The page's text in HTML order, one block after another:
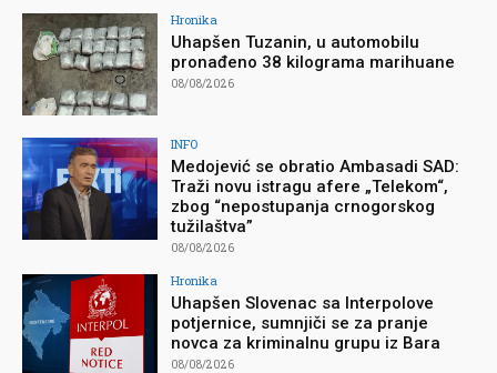
Hronika
Uhapšen Tuzanin, u automobilu
pronađeno 38 kilograma marihuane
08/08/2026
INFO
Medojević se obratio Ambasadi SAD:
Traži novu istragu afere „Telekom“,
zbog “nepostupanja crnogorskog
tužilaštva”
08/08/2026
Hronika
Uhapšen Slovenac sa Interpolove
potjernice, sumnjiči se za pranje
novca za kriminalnu grupu iz Bara
08/08/2026